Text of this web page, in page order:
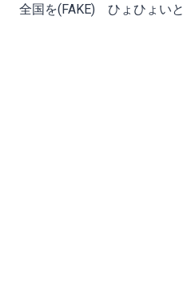
全国を(FAKE) ひょひょい